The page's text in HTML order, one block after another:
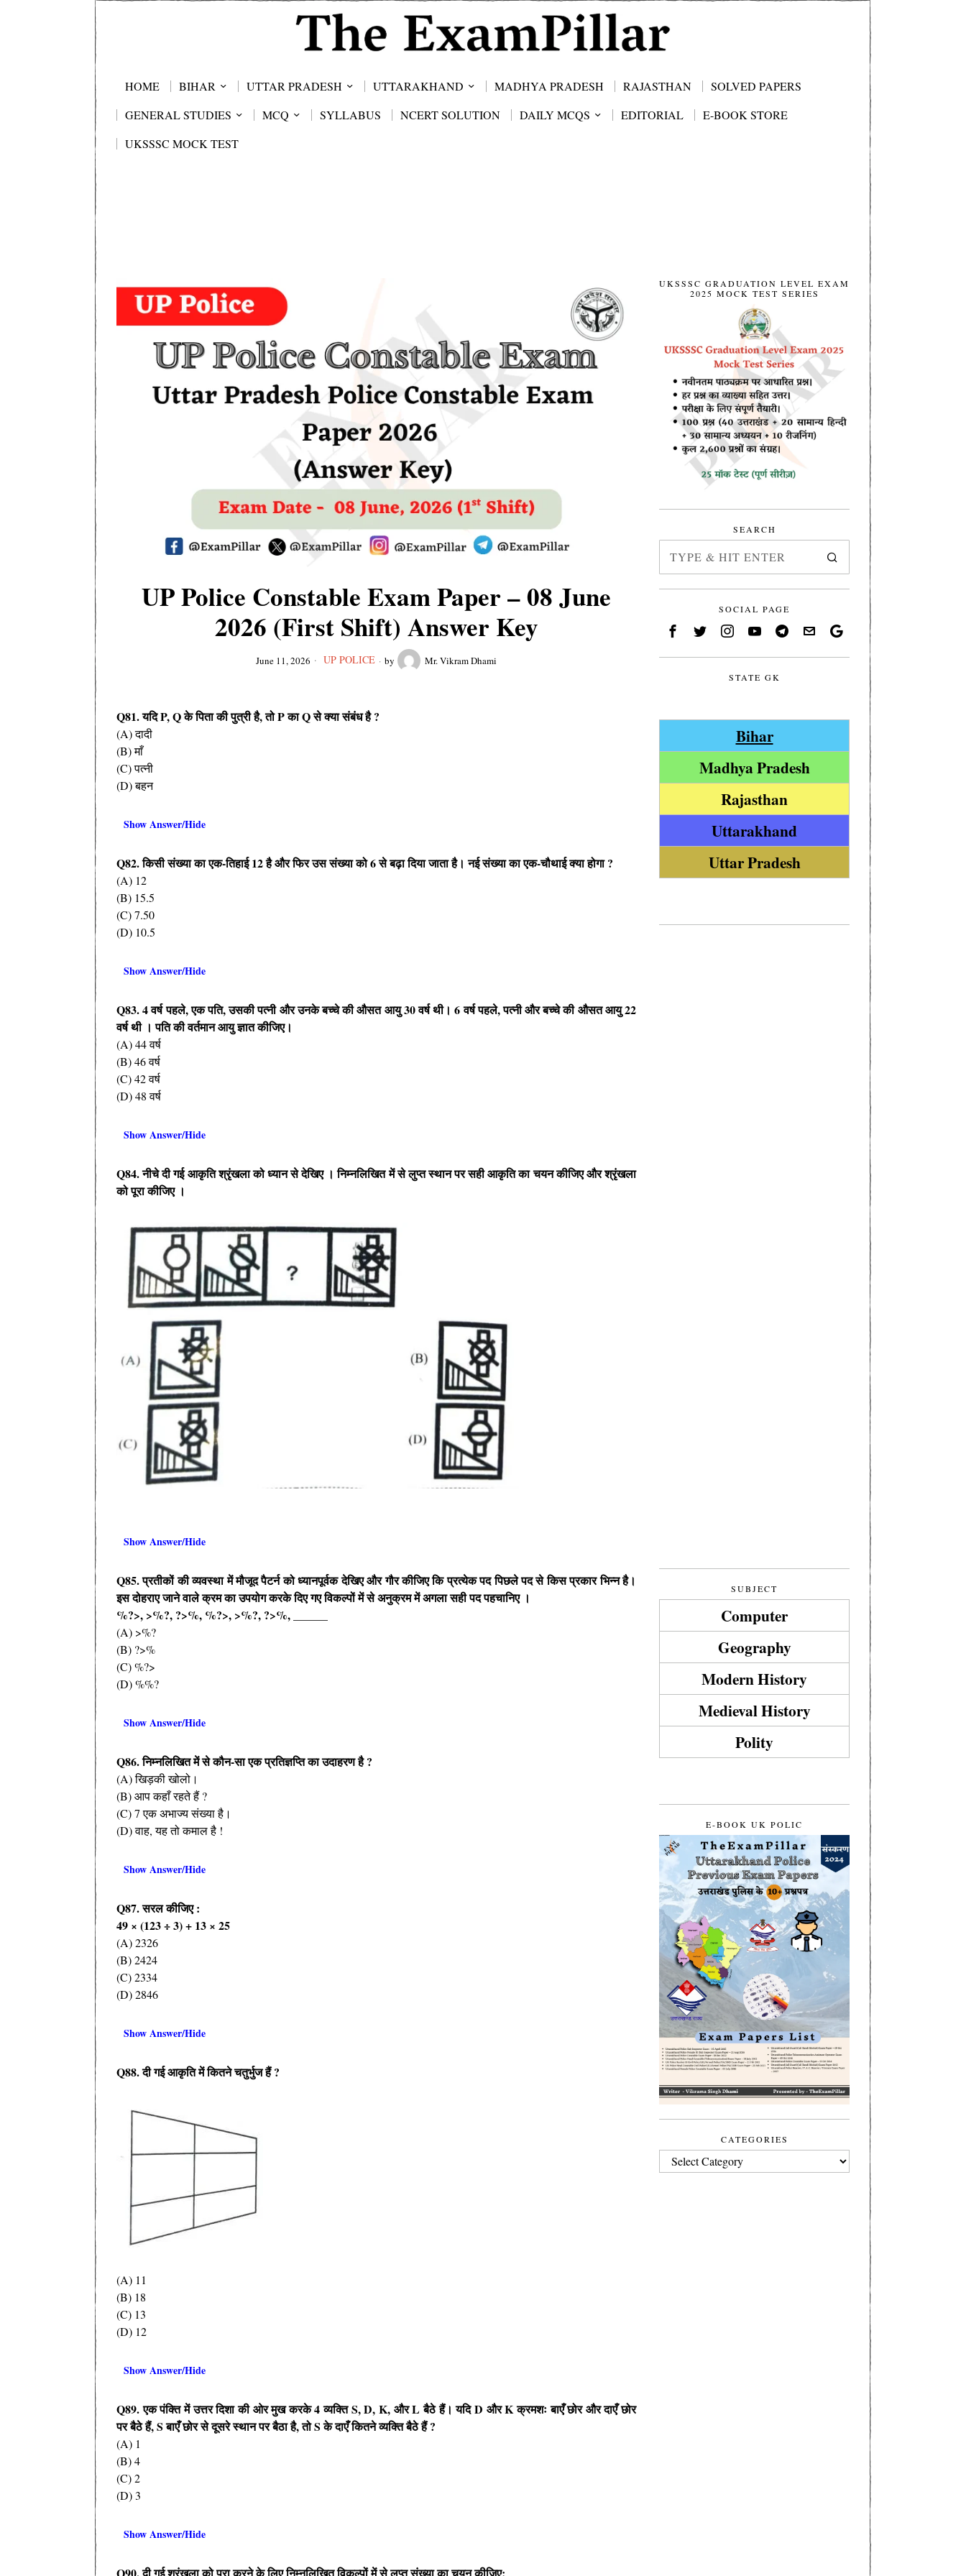
HOME BIHAR UTTAR PRADESH UTTARAKHAND MADHYA PRADESH RAJASTHAN
SOLVED PAPERS
GENERAL STUDIES
MCQ SYLLABUS NCERT SOLUTION DAILY MCQS EDITORIAL
E-BOOK STORE
UKSSSC MOCK TEST
UP Police Constable Exam Paper – 08 June
2026 (First Shift) Answer Key
June 11, 2026 UP POLICE by Mr. Vikram Dhami
Q81.यदिP, Qके पिता की पुत्री है,तोPकाQसे क्या संबंध है?
(A) दादी
(B) माँ
(C) पत्नी
(D) बहन
Show Answer/Hide
Q82.किसी संख्या का एक-तिहाई12है और फिर उस संख्या को6से बढ़ा दिया जाता है। नई संख्या का एक-चौथाई क्या होगा?
(A) 12
(B) 15.5
(C) 7.50
(D) 10.5
Show Answer/Hide
Q83. 4वर्ष पहले,एक पति,उसकी पत्नी और उनके बच्चे की औसत आयु30वर्ष थी।6वर्ष पहले,पत्नी और बच्चे की औसत आयु22
वर्ष थी । पति की वर्तमान आयु ज्ञात कीजिए।
(A) 44 वर्ष
(B) 46 वर्ष
(C) 42 वर्ष
(D) 48 वर्ष
Show Answer/Hide
Q84.नीचे दी गई आकृति श्रृंखला को ध्यान से देखिए । निम्नलिखित में से लुप्त स्थान पर सही आकृति का चयन कीजिए और श्रृंखला
को पूरा कीजिए ।
Show Answer/Hide
Q85.प्रतीकों की व्यवस्था में मौजूद पैटर्न को ध्यानपूर्वक देखिए और गौर कीजिए कि प्रत्येक पद पिछले पद से किस प्रकार भिन्न है।
इस दोहराए जाने वाले क्रम का उपयोग करके दिए गए विकल्पों में से अनुक्रम में अगला सही पद पहचानिए ।
%?>, >%?, ?>%, %?>, >%?, ?>%, ______
(A) >%?
(B) ?>%
(C) %?>
(D) %%?
Show Answer/Hide
Q86.निम्नलिखित में से कौन-सा एक प्रतिज्ञप्ति का उदाहरण है?
(A) खिड़की खोलो।
(B) आप कहाँ रहते हैं ?
(C) 7 एक अभाज्य संख्या है।
(D) वाह, यह तो कमाल है !
Show Answer/Hide
Q87.सरल कीजिए :
49 × (123 ÷ 3) + 13 × 25
(A) 2326
(B) 2424
(C) 2334
(D) 2846
Show Answer/Hide
Q88.दी गई आकृति में कितने चतुर्भुज हैं?
(A) 11
(B) 18
(C) 13
(D) 12
Show Answer/Hide
Q89.एक पंक्ति में उत्तर दिशा की ओर मुख करके4व्यक्तिS, D, K, औरLबैठे हैं। यदिD औरKक्रमशः बाएँ छोर और दाएँ छोर
पर बैठे हैं, Sबाएँ छोर से दूसरे स्थान पर बैठा है,तोSके दाएँ कितने व्यक्ति बैठे हैं?
(A) 1
(B) 4
(C) 2
(D) 3
Show Answer/Hide
Q90.दी गई श्रृंखला को पूरा करने के लिए निम्नलिखित विकल्पों में से लुप्त संख्या का चयन कीजिए:
UKSSSC GRADUATION LEVEL EXAM
2025 MOCK TEST SERIES
SEARCH
SOCIAL PAGE
STATE GK
Bihar
Madhya Pradesh
Rajasthan
Uttarakhand
Uttar Pradesh
SUBJECT
Computer
Geography
Modern History
Medieval History
Polity
E-BOOK UK POLIC
CATEGORIES
CATEGORIES